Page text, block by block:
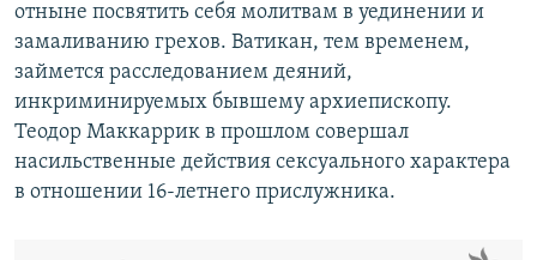
отныне посвятить себя молитвам в уединении и
замаливанию грехов. Ватикан, тем временем,
займется расследованием деяний,
инкриминируемых бывшему архиепископу.
Теодор Маккаррик в прошлом совершал
насильственные действия сексуального характера
в отношении 16-летнего прислужника.